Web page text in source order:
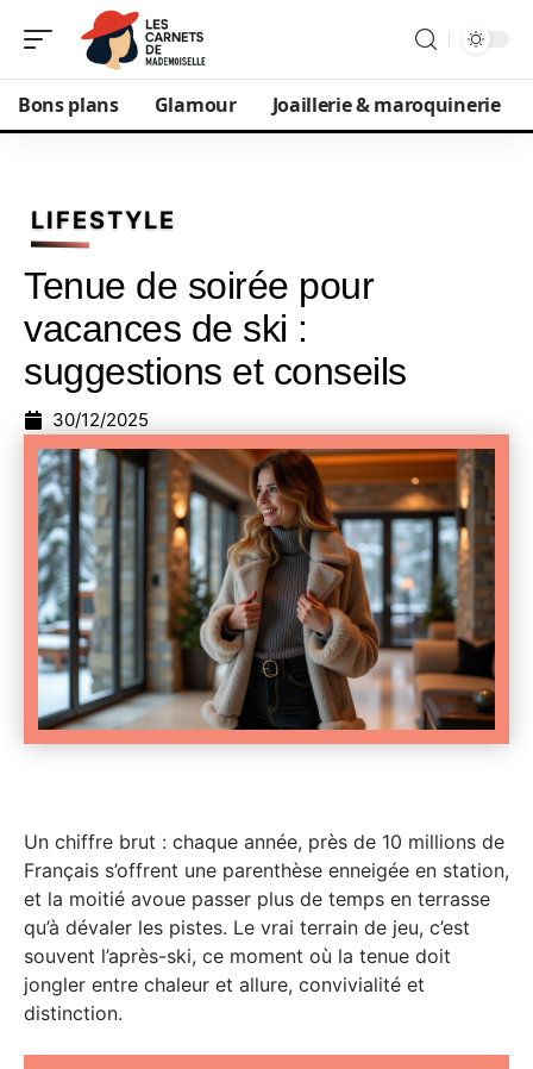
Bons plans Glamour Joaillerie & maroquinerie
LIFESTYLE
Tenue de soirée pour
vacances de ski :
suggestions et conseils
30/12/2025
Un chiffre brut : chaque année, près de 10 millions de
Français s’offrent une parenthèse enneigée en station,
et la moitié avoue passer plus de temps en terrasse
qu’à dévaler les pistes. Le vrai terrain de jeu, c’est
souvent l’après-ski, ce moment où la tenue doit
jongler entre chaleur et allure, convivialité et
distinction.